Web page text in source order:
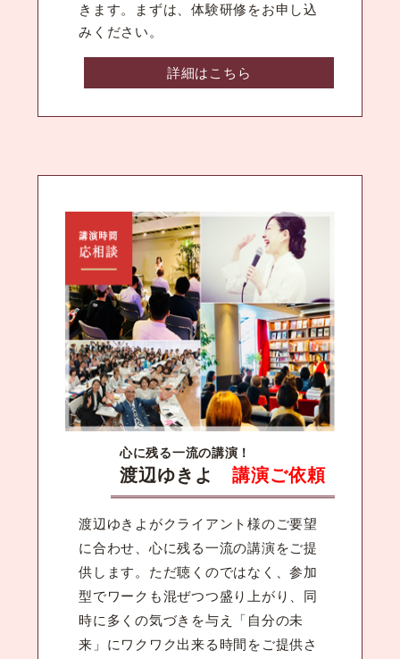
きます。まずは、体験研修をお申し込
みください。
詳細はこちら
心に残る一流の講演！
渡辺ゆきよ 講演ご依頼
渡辺ゆきよがクライアント様のご要望
に合わせ、心に残る一流の講演をご提
供します。ただ聴くのではなく、参加
型でワークも混ぜつつ盛り上がり、同
時に多くの気づきを与え「自分の未
来」にワクワク出来る時間をご提供さ